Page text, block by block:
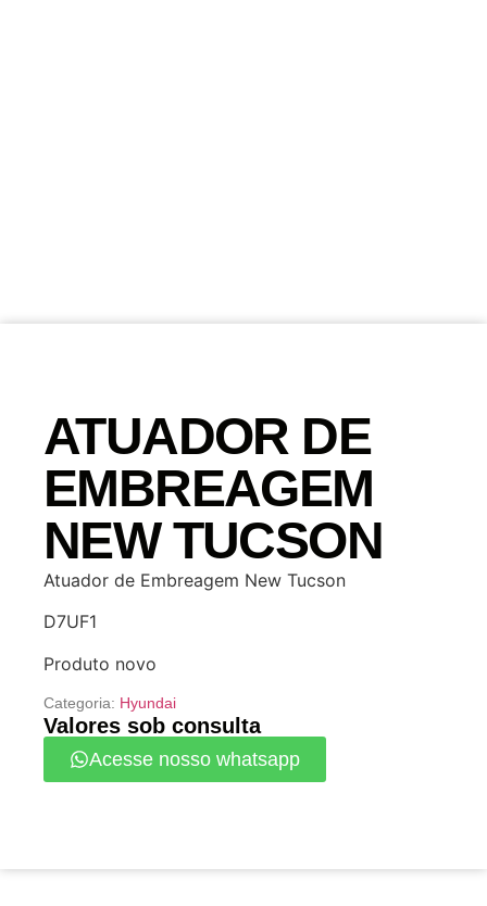
ATUADOR DE
EMBREAGEM
NEW TUCSON
Atuador de Embreagem New Tucson
D7UF1
Produto novo
Categoria: Hyundai
Valores sob consulta
Acesse nosso whatsapp